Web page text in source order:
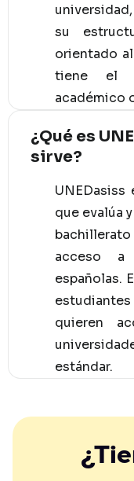
su
orientado
tiene el
académico
¿Qué es
sirve?
que evalúa
acceso a
españolas.
quieren
estándar.